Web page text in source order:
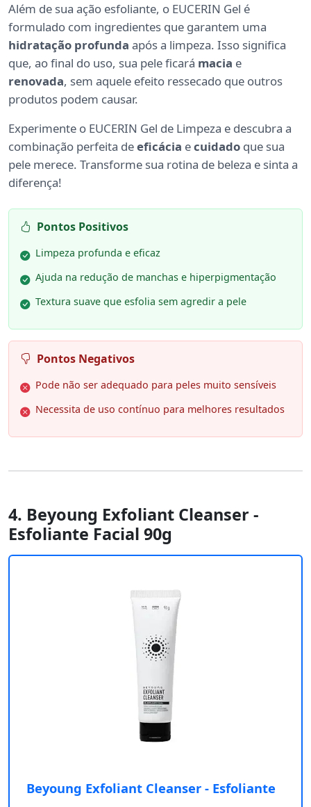
Além de sua ação esfoliante, o EUCERIN Gel é
formulado com ingredientes que garantem uma
hidratação profunda após a limpeza. Isso significa
que, ao final do uso, sua pele ficará macia e
renovada, sem aquele efeito ressecado que outros
produtos podem causar.
Experimente o EUCERIN Gel de Limpeza e descubra a
combinação perfeita deeficácia ecuidado que sua
pele merece. Transforme sua rotina de beleza e sinta a
diferença!
Pontos Positivos
Limpeza profunda e eficaz
Ajuda na redução de manchas e hiperpigmentação
Textura suave que esfolia sem agredir a pele
Pontos Negativos
Pode não ser adequado para peles muito sensíveis
Necessita de uso contínuo para melhores resultados
4. Beyoung Exfoliant Cleanser -
Esfoliante Facial 90g
Beyoung Exfoliant Cleanser - Esfoliante